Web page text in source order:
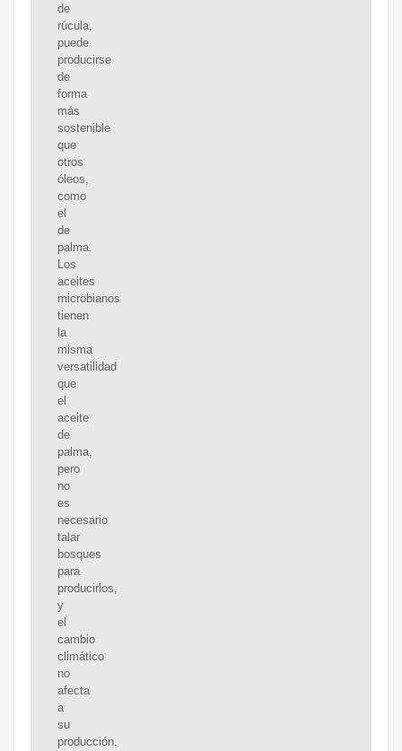
de
rúcula,
puede
producirse
de
forma
más
sostenible
que
otros
óleos,
como
el
de
palma.
Los
aceites
microbianos
tienen
la
misma
versatilidad
que
el
aceite
de
palma,
pero
no
es
necesario
talar
bosques
para
producirlos,
y
el
cambio
climático
no
afecta
a
su
producción.